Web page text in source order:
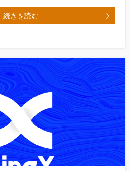
続きを読む